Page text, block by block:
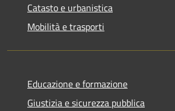
Catasto e urbanistica
Mobilità e trasporti
Educazione e formazione
Giustizia e sicurezza pubblica